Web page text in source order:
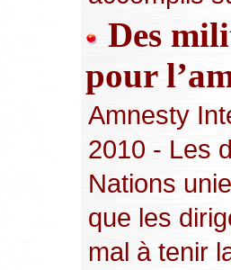
Des
pour
Amnesty
2010 - Les
Nations
que les
mal à tenir